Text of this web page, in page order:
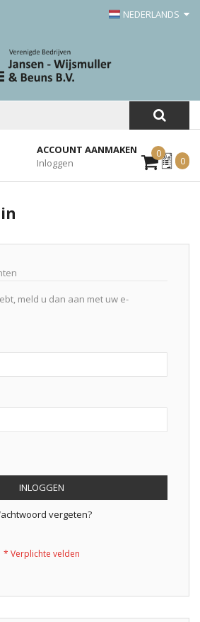
NEDERLANDS
ACCOUNT AANMAKEN
Inloggen
0Mijn
Offerte
0
meld u dan aan met uw e-
INLOGGEN
vergeten?